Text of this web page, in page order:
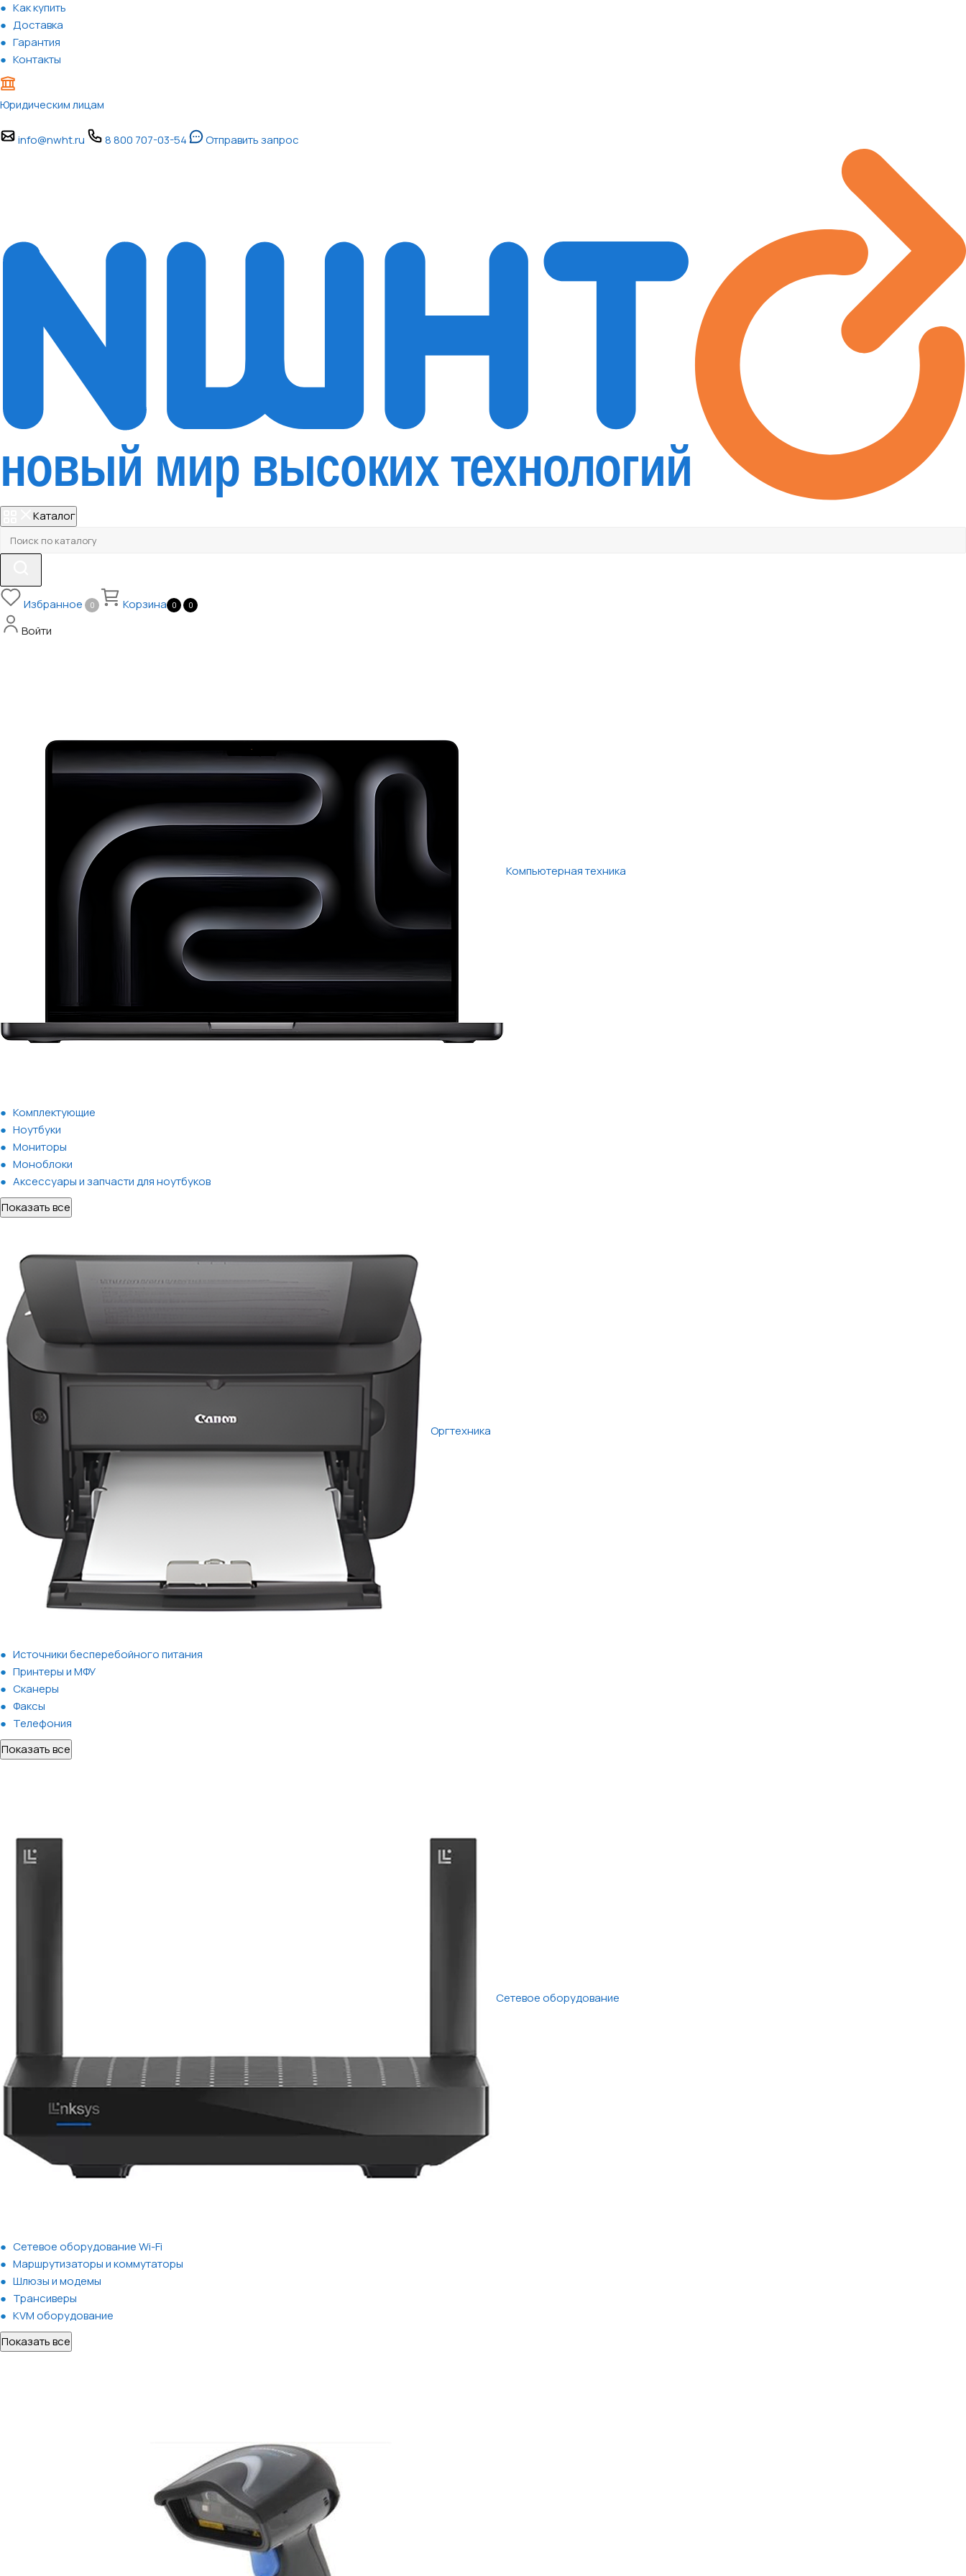
Как купить
Доставка
Гарантия
Контакты
Юридическим лицам
info@nwht.ru 8 800 707-03-54 Отправить запрос
Каталог
Избранное 0 Корзина 0 0
Войти
Компьютерная техника
Комплектующие
Ноутбуки
Мониторы
Моноблоки
Аксессуары и запчасти для ноутбуков
Показать все
Оргтехника
Источники бесперебойного питания
Принтеры и МФУ
Сканеры
Факсы
Телефония
Показать все
Сетевое оборудование
Сетевое оборудование Wi-Fi
Маршрутизаторы и коммутаторы
Шлюзы и модемы
Трансиверы
KVM оборудование
Показать все